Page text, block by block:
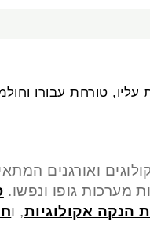
עבורו וחולמת
ואורגנים
גופו ונפשו.
אקולוגיות